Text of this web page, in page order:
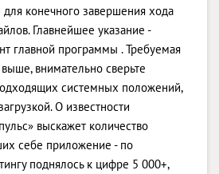
конечного завершения хода
Главнейшее указание -
главной программы . Требуемая
внимательно сверьте
системных положений,
О известности
выскажет количество
себе приложение - по
поднялось к цифре 5 000+,